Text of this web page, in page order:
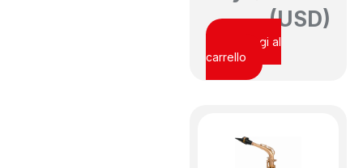
(USD)
Aggiungi al
carrello